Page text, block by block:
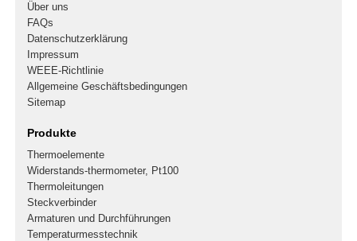
Über uns
FAQs
Datenschutzerklärung
Impressum
WEEE-Richtlinie
Allgemeine Geschäftsbedingungen
Sitemap
Produkte
Thermoelemente
Widerstands-thermometer, Pt100
Thermoleitungen
Steckverbinder
Armaturen und Durchführungen
Temperaturmesstechnik